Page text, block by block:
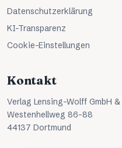
Datenschutzerklärung
KI-Transparenz
Cookie-Einstellungen
Kontakt
Verlag Lensing-Wolff GmbH &
Westenhellweg 86-88
44137 Dortmund